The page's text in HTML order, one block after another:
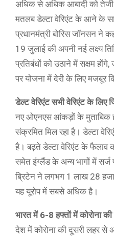
अधिक से अधिक आबादी को तेजी
मतलब डेल्टा वेरिएंट के आने के
प्रधानमंत्री बोरिस जॉनसन ने
19 जुलाई की अपनी नई लक्ष्य
प्रतिबंधों को उठाने में सक्षम
पर योजना में देरी के लिए मजबूर
डेल्ट वेरिएंट सभी वेरिएंट के लिए
नए ओएनएस आंकड़ों के मुताबिक
संक्रमित मिल रहा है। डेल्टा
है। बढ़ते डेल्टा वेरिएंट के फैलाव
समेत इंग्लैंड के अन्य भागों में सर्ज
ब्रिटेन ने लगभग 1 लाख 28
यह यूरोप में सबसे अधिक है।
भारत में 6-8 हफ्तों में कोरोना की
देश में कोरोना की दूसरी लहर से